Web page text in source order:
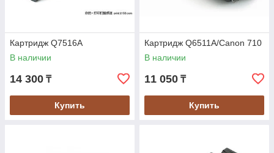
Картридж Q7516A
В наличии
14 300 ₸
Купить
Картридж Q6511A/Canon 710
В наличии
11 050 ₸
Купить